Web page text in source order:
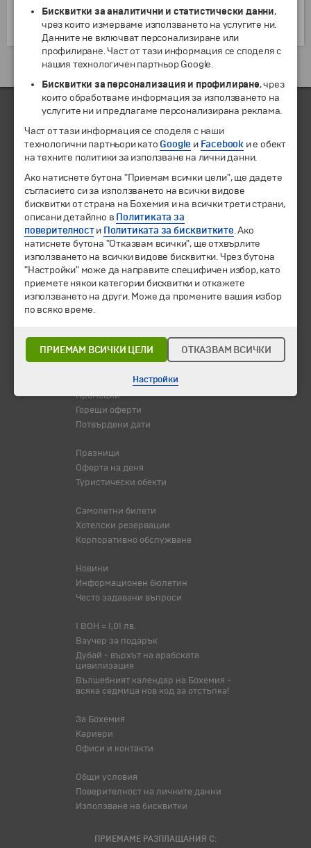
културен център и бързо се превърна в една от
най-големите забележителности на града.
Екскурзии и почивки до Испания »
ЧЛЕН НА
© 1994-2026 Бохемия ООД.Всички права запазени.
Направления
Календар
Промоции
Горещи оферти
Потвърдени дати
Празници
Оферта на деня
Туристически обекти
Самолетни билети
Хотелски резервации
Корпоративно обслужване
Новини
Информационен бюлетин
Често задавани въпроси
1 BOH = 1,01 лв.
Ваучер за подарък
Дубай - върхът на арабската
цивилизация
Вълшебният календар на Бохемия -
всяка седмица нов код за отстъпка!
За Бохемия
Кариери
Офиси и контакти
Общи условия
Поверителност на личните данни
Използване на бисквитки
ПРИЕМАМЕ РАЗПЛАЩАНИЯ С:
Бисквитки за аналитични и статистически данни,
чрез които измерваме използването на услугите ни.
Данните не включват персонализиране или
профилиране. Част от тази информация се споделя с
нашия технологичен партньор Google.
Бисквитки за персонализация и профилиране, чрез
които обработваме информация за използването на
услугите ни и предлагаме персонализирана реклама.
Част от тази информация се споделя с наши
технологични партньори като Google и Facebook и е обект
на техните политики за използване на лични данни.
Ако натиснете бутона "Приемам всички цели", ще дадете
съгласието си за използването на всички видове
бисквитки от страна на Бохемия и на всички трети страни,
описани детайлно в Политиката за
поверителности Политиката за бисквитките. Ако
натиснете бутона "Отказвам всички", ще отхвърлите
използването на всички видове бисквитки. Чрез бутона
"Настройки" може да направите специфичен избор, като
приемете някои категории бисквитки и откажете
използването на други. Може да промените вашия избор
по всяко време.
ПРИЕМАМ ВСИЧКИ ЦЕЛИ ОТКАЗВАМ ВСИЧКИ
Настройки